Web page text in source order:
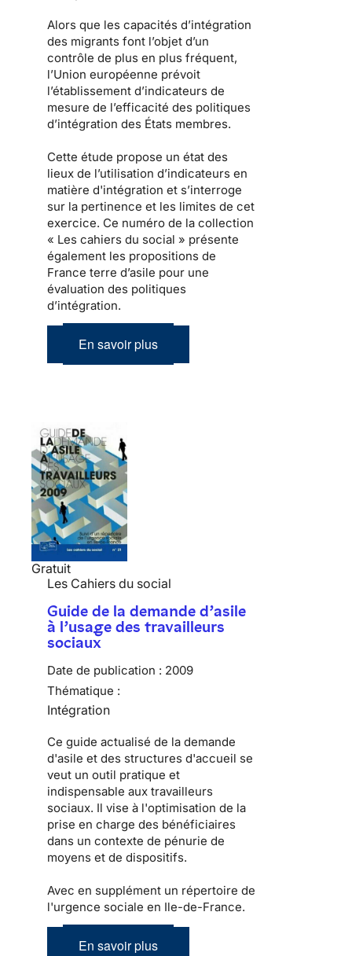
Alors que les capacités d’intégration
des migrants font l’objet d’un
contrôle de plus en plus fréquent,
l’Union européenne prévoit
l’établissement d’indicateurs de
mesure de l’efficacité des politiques
d’intégration des États membres.
Cette étude propose un état des
lieux de l’utilisation d’indicateurs en
matière d'intégration et s’interroge
sur la pertinence et les limites de cet
exercice. Ce numéro de la collection
« Les cahiers du social » présente
également les propositions de
France terre d’asile pour une
évaluation des politiques
d’intégration.
En savoir plus
Gratuit
Les Cahiers du social
Guide de la demande d’asile
à l’usage des travailleurs
sociaux
Date de publication : 2009
Thématique :
Intégration
Ce guide actualisé de la demande
d'asile et des structures d'accueil se
veut un outil pratique et
indispensable aux travailleurs
sociaux. Il vise à l'optimisation de la
prise en charge des bénéficiaires
dans un contexte de pénurie de
moyens et de dispositifs.
Avec en supplément un répertoire de
l'urgence sociale en Ile-de-France.
En savoir plus